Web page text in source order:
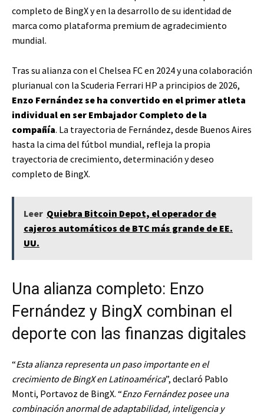
completo de BingX y en la desarrollo de su identidad de
marca como plataforma premium de agradecimiento
mundial.
Tras su alianza con el Chelsea FC en 2024 y una colaboración
plurianual con la Scuderia Ferrari HP a principios de 2026,
Enzo Fernández se ha convertido en el primer atleta
individual en ser Embajador Completo de la
compañía. La trayectoria de Fernández, desde Buenos Aires
hasta la cima del fútbol mundial, refleja la propia
trayectoria de crecimiento, determinación y deseo
completo de BingX.
Leer Quiebra Bitcoin Depot, el operador de
cajeros automáticos de BTC más grande de EE.
UU.
Una alianza completo: Enzo
Fernández y BingX combinan el
deporte con las finanzas digitales
“Esta alianza representa un paso importante en el
crecimiento de BingX en Latinoamérica”, declaró Pablo
Monti, Portavoz de BingX. “Enzo Fernández posee una
combinación anormal de adaptabilidad, inteligencia y